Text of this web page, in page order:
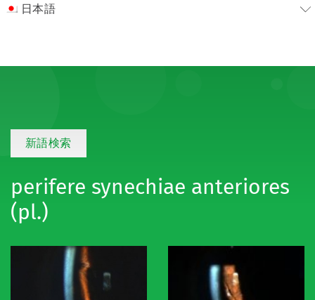
日本語
新語検索
perifere synechiae anteriores
(pl.)